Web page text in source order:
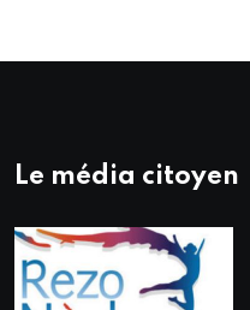
Le média citoyen